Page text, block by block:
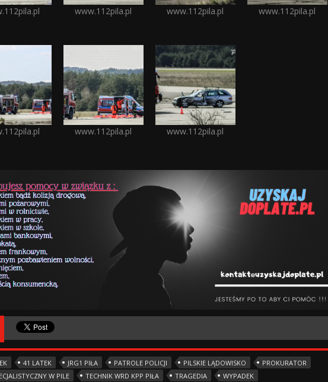
www.112pila.pl www.112pila.pl www.112pila.pl
www.112pila.pl www.112pila.pl
41 LATEK JRG1 PIŁA PATROLE POLICJI PILSKIE LĄDOWISKO
PROKURATOR
W PILE
TECHNIK WRD KPP PIŁA TRAGEDIA WYPADEK